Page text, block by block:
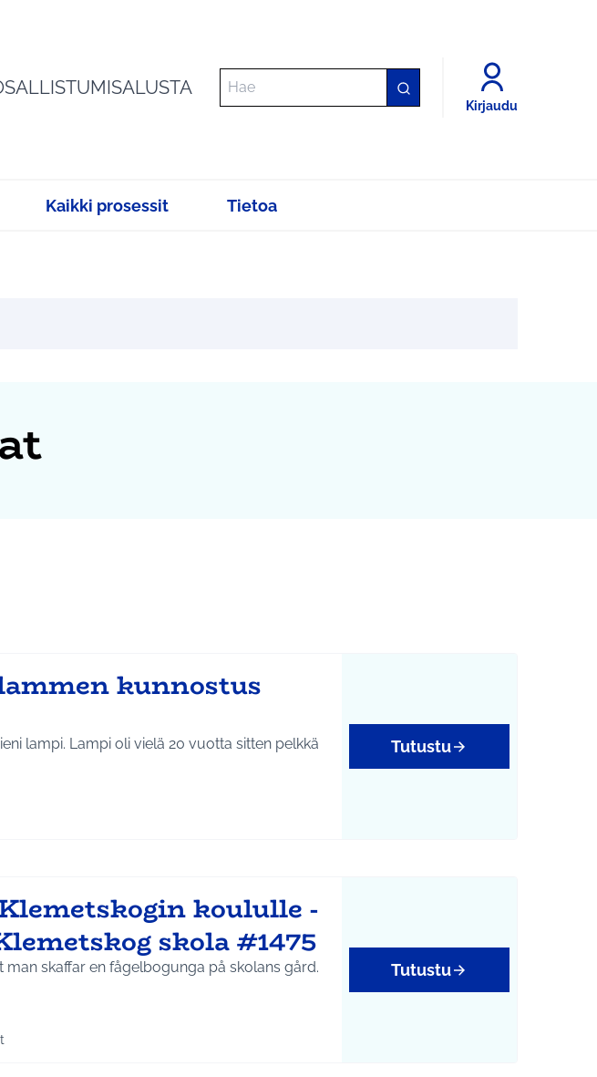
Kirjaudu
Kaikki prosessit Tietoa
kunnostus
lampi. Lampi oli vielä 20 vuotta sitten pelkkä
kylät
mukaan: Ympäristö
Tutustu
koululle -
skola #1475
skaffar en fågelbogunga på skolans gård.
kylät
mukaan: Lapset ja nuoret
Tutustu